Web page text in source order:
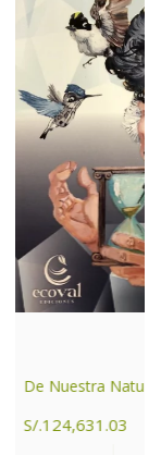
De Nuestra
S/.124,631.03